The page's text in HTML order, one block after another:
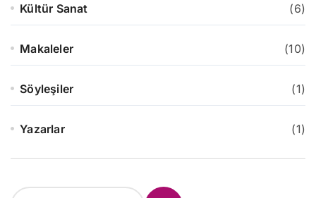
Kültür Sanat (6)
Makaleler (10)
Söyleşiler (1)
Yazarlar (1)